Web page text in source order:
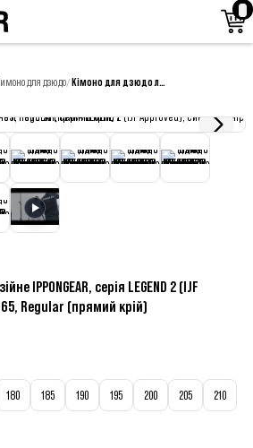
для дзюдо/ Кімоно для дзюдо ліцензійне IPPONGEAR, серія LEGEND 2 (IJF Approved), синє, розмір 165, Regular (прямий крій)
IPPONGEAR, серія LEGEND 2 (IJF
Regular (прямий крій)
180 185 190 195 200 205 210